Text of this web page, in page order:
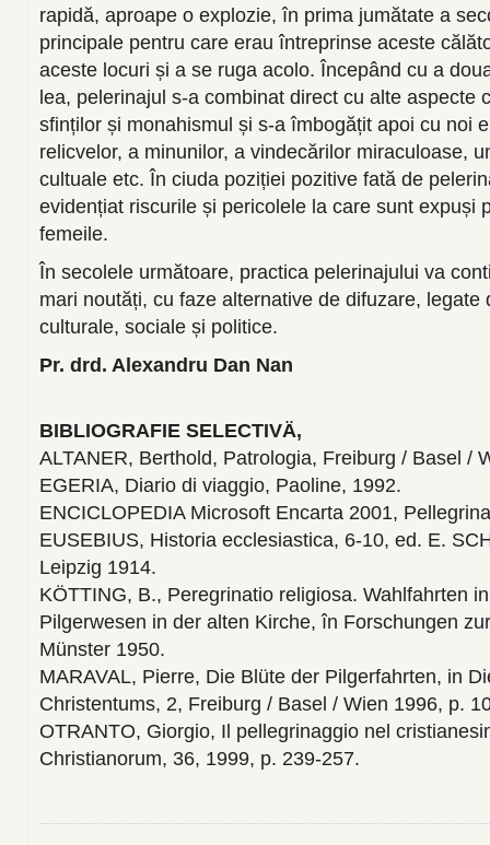
rapidă, aproape o explozie, în prima jumătate a
principale pentru care erau întreprinse aceste
aceste locuri și a se ruga acolo. Începând cu a
lea, pelerinajul s-a combinat direct cu alte aspecte
sfinților și monahismul și s-a îmbogățit apoi cu noi
relicvelor, a minunilor, a vindecărilor miraculoase,
cultuale etc. În ciuda poziției pozitive fată de
evidențiat riscurile și pericolele la care sunt expuși
femeile.
În secolele următoare, practica pelerinajului va
mari noutăți, cu faze alternative de difuzare, legate
culturale, sociale și politice.
Pr. drd. Alexandru Dan Nan
BIBLIOGRAFIE SELECTIVÄ‚
ALTANER, Berthold, Patrologia, Freiburg / Basel /
EGERIA, Diario di viaggio, Paoline, 1992.
ENCICLOPEDIA Microsoft Encarta 2001,
EUSEBIUS, Historia ecclesiastica, 6-10, ed. E.
Leipzig 1914.
KÖTTING, B., Peregrinatio religiosa. Wahlfahrten
Pilgerwesen in der alten Kirche, în Forschungen
Münster 1950.
MARAVAL, Pierre, Die Blüte der Pilgerfahrten, in
Christentums, 2, Freiburg / Basel / Wien 1996, p.
OTRANTO, Giorgio, Il pellegrinaggio nel
Christianorum, 36, 1999, p. 239-257.